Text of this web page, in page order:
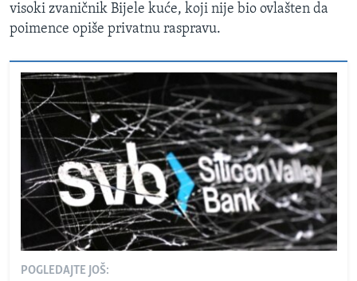
visoki zvaničnik Bijele kuće, koji nije bio ovlašten da
poimence opiše privatnu raspravu.
POGLEDAJTE JOŠ: